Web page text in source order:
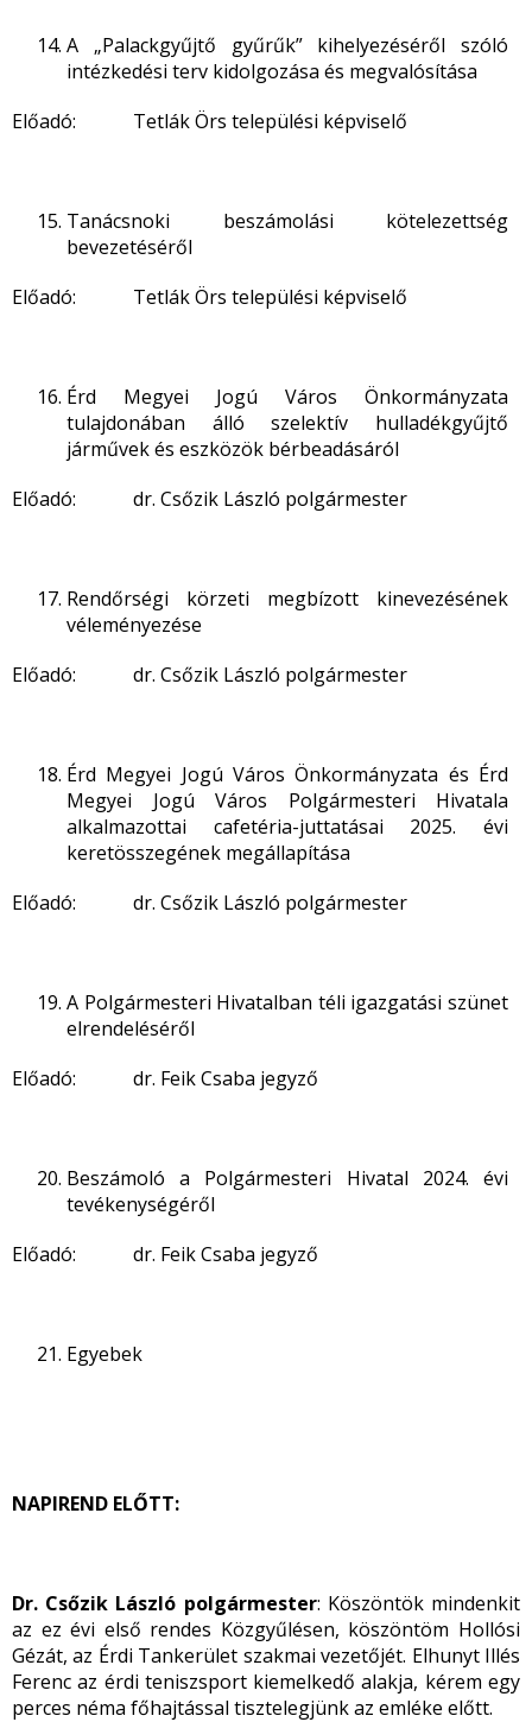
A „Palackgyűjtő gyűrűk” kihelyezéséről szóló
intézkedési terv kidolgozása és megvalósítása
Előadó: Tetlák Örs települési képviselő
Tanácsnoki beszámolási kötelezettség
bevezetéséről
Előadó: Tetlák Örs települési képviselő
Érd Megyei Jogú Város Önkormányzata
tulajdonában álló szelektív hulladékgyűjtő
járművek és eszközök bérbeadásáról
Előadó: dr. Csőzik László polgármester
Rendőrségi körzeti megbízott kinevezésének
véleményezése
Előadó: dr. Csőzik László polgármester
Érd Megyei Jogú Város Önkormányzata és Érd
Megyei Jogú Város Polgármesteri Hivatala
alkalmazottai cafetéria-juttatásai 2025. évi
keretösszegének megállapítása
Előadó: dr. Csőzik László polgármester
A Polgármesteri Hivatalban téli igazgatási szünet
elrendeléséről
Előadó: dr. Feik Csaba jegyző
Beszámoló a Polgármesteri Hivatal 2024. évi
tevékenységéről
Előadó: dr. Feik Csaba jegyző
Egyebek
NAPIREND ELŐTT:
Dr. Csőzik László polgármester: Köszöntök mindenkit
az ez évi első rendes Közgyűlésen, köszöntöm Hollósi
Gézát, az Érdi Tankerület szakmai vezetőjét. Elhunyt Illés
Ferenc az érdi teniszsport kiemelkedő alakja, kérem egy
perces néma főhajtással tisztelegjünk az emléke előtt.